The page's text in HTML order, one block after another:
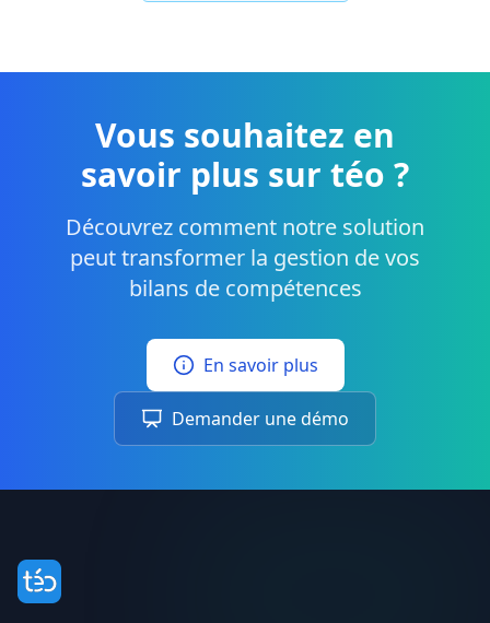
Vous souhaitez en
savoir plus sur téo ?
Découvrez comment notre solution
peut transformer la gestion de vos
bilans de compétences
En savoir plus
Demander une démo
téo